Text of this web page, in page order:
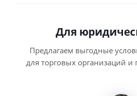
Для
Предлагаем выгодные
для торговых организаций